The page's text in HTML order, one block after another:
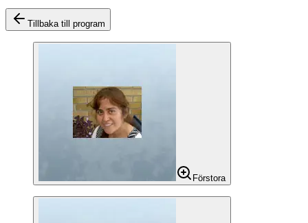
Tillbaka till program
Förstora